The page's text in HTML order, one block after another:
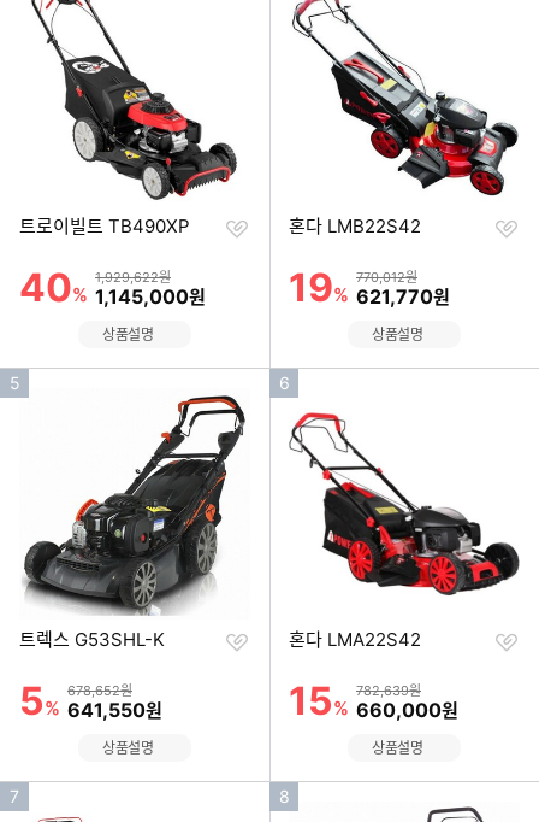
트로이빌트 TB490XP
할인률
40%
상품금액
1,929,622원
할인금액
1,145,000원
찜
상품설명
순
혼다 LMB22S42
할인률
19%
상품금액
770,012원
할인금액
621,770원
찜
상품설명
인
5
트렉스 G53SHL-K
할인률
5%
상품금액
678,652원
할인금액
641,550원
찜
상품설명
인
순
6
혼다 LMA22S42
할인률
15%
상품금액
782,639원
할인금액
660,000원
찜
상품설명
인
7
인
8